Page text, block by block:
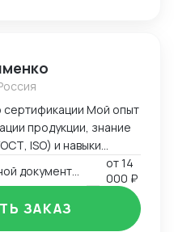
уважением, Наталия
Мой опыт
продукции, знание
ISO) и навыки
задачи по
продукции
от14
000 ₽
ЗАКАЗ